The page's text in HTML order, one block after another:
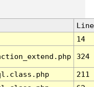
Line
14
324
211